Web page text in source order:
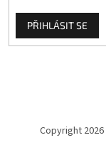
PŘIHLÁSIT SE
Copyright 2026